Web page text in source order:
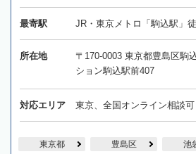
最寄駅 JR・東京メトロ「駒込駅」
所在地
〒170-0003 東京都豊島区駒
ション駒込駅前407
対応エリア 東京、全国オンライン相談可
東京都 豊島区 池